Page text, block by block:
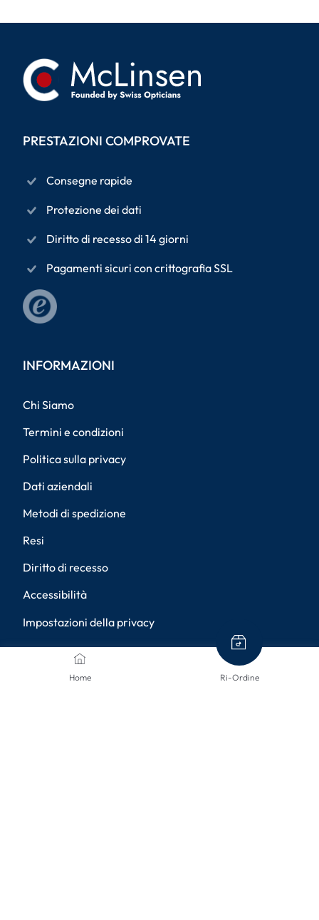
Home Ri-Ordine
PRESTAZIONI COMPROVATE
Consegne rapide
Protezione dei dati
Diritto di recesso di 14 giorni
Pagamenti sicuri con crittografia SSL
INFORMAZIONI
Chi Siamo
Termini e condizioni
Politica sulla privacy
Dati aziendali
Metodi di spedizione
Resi
Diritto di recesso
Accessibilità
Impostazioni della privacy
METODI DI PAGAMENTO